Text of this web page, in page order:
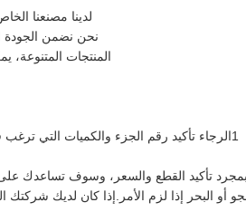
لدينا مصنعنا
نحن نضمن الجودة
المنتجات المتنوعة،
1الرجاء تأكيد رقم الجزء والكميات التي ترغب في شراؤها عن طريق الاتصال بموظفي المبيعات لدينا.
تأكيد القطع والسعر، وسوف
أو البحر إذا لزم الأمر.إذا كان لديك شركتك